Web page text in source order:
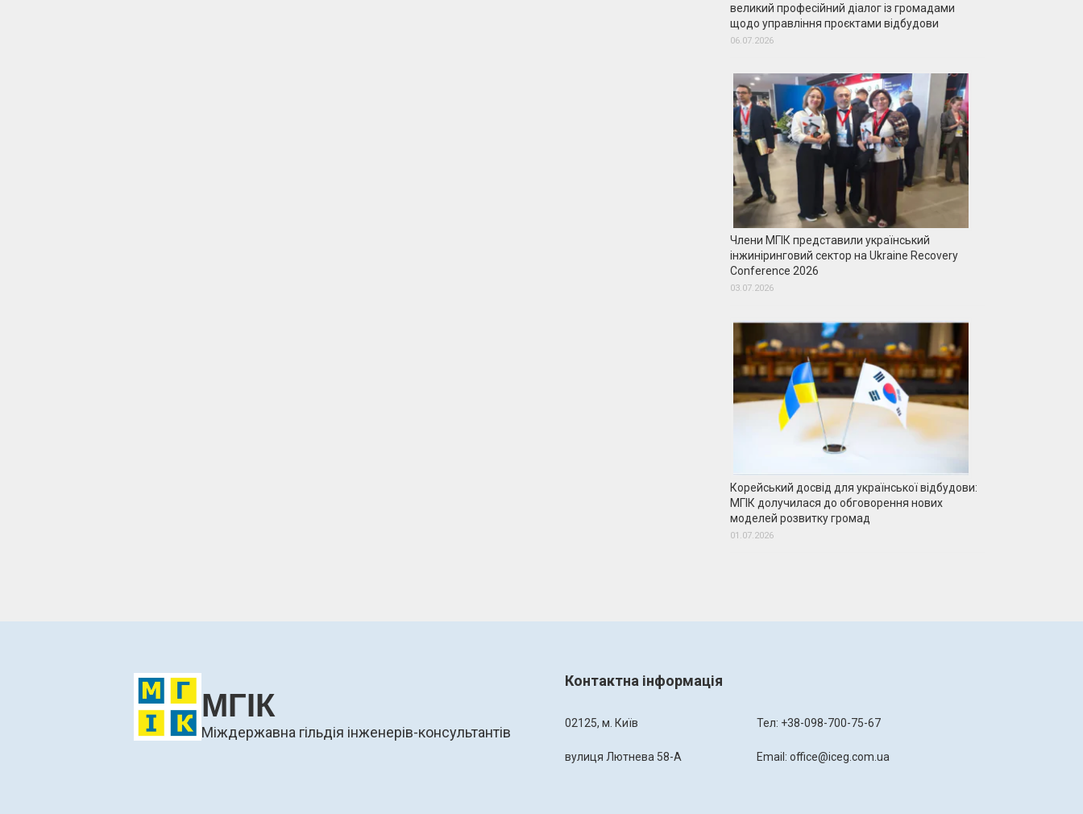
великий професійний діалог із громадами
щодо управління проєктами відбудови
06.07.2026
Члени МГІК представили український
інжиніринговий сектор на Ukraine Recovery
Conference 2026
03.07.2026
Корейський досвід для української відбудови:
МГІК долучилася до обговорення нових
моделей розвитку громад
01.07.2026
МГІК
Міждержавна гільдія інженерів-консультантів
Контактна інформація
02125, м. Київ
вулиця Лютнева 58-А
Тел: +38-098-700-75-67
Email: office@iceg.com.ua